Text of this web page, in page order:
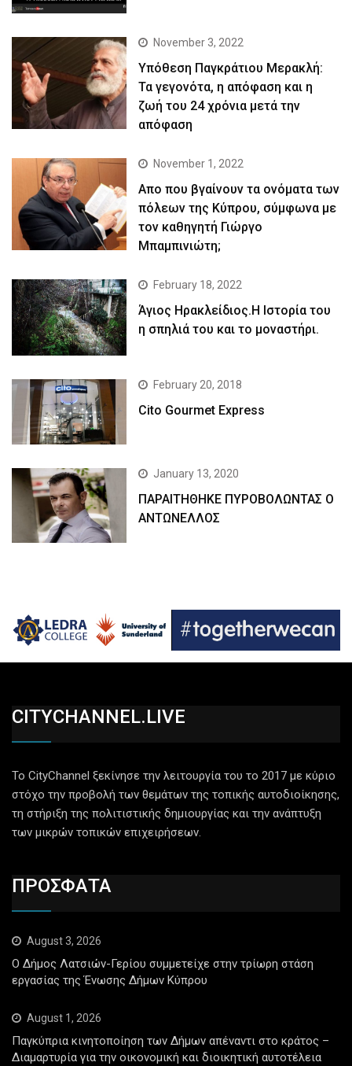
November 3, 2022
Yπόθεση Παγκράτιου Μερακλή:
Τα γεγονότα, η απόφαση και η
ζωή του 24 χρόνια μετά την
απόφαση
November 1, 2022
Απο που βγαίνουν τα ονόματα των
πόλεων της Κύπρου, σύμφωνα με
τον καθηγητή Γιώργο
Μπαμπινιώτη;
February 18, 2022
Άγιος Ηρακλείδιος.Η Ιστορία του
η σπηλιά του και το μοναστήρι.
February 20, 2018
Cito Gourmet Express
January 13, 2020
ΠΑΡΑΙΤΗΘΗΚΕ ΠΥΡΟΒΟΛΩΝΤΑΣ Ο
ΑΝΤΩΝΕΛΛΟΣ
CITYCHANNEL.LIVE
Το CityChannel ξεκίνησε την λειτουργία του το 2017 με κύριο
στόχο την προβολή των θεμάτων της τοπικής αυτοδιοίκησης,
τη στήριξη της πολιτιστικής δημιουργίας και την ανάπτυξη
των μικρών τοπικών επιχειρήσεων.
ΠΡΟΣΦΑΤΑ
August 3, 2026
Ο Δήμος Λατσιών-Γερίου συμμετείχε στην τρίωρη στάση
εργασίας της Ένωσης Δήμων Κύπρου
August 1, 2026
Παγκύπρια κινητοποίηση των Δήμων απέναντι στο κράτος –
Διαμαρτυρία για την οικονομική και διοικητική αυτοτέλεια